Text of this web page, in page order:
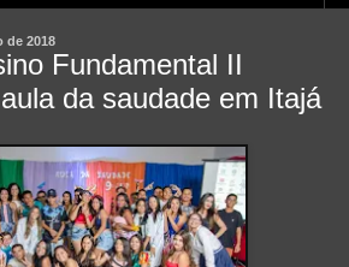
de 2018
Fundamental II
da saudade em Itajá